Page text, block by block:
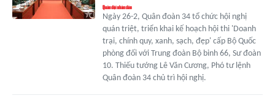
Ngày 26-2, Quân đoàn 34 tổ chức hội nghị
quán triệt, triển khai kế hoạch hội thi 'Doanh
trại, chính quy, xanh, sạch, đẹp' cấp Bộ Quốc
phòng đối với Trung đoàn Bộ binh 66, Sư đoàn
10. Thiếu tướng Lê Văn Cương, Phó tư lệnh
Quân đoàn 34 chủ trì hội nghị.